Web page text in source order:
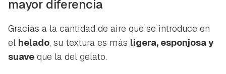
mayor diferencia
Gracias a la cantidad de aire que se introduce en
el helado, su textura es más ligera, esponjosa y
suave que la del gelato.